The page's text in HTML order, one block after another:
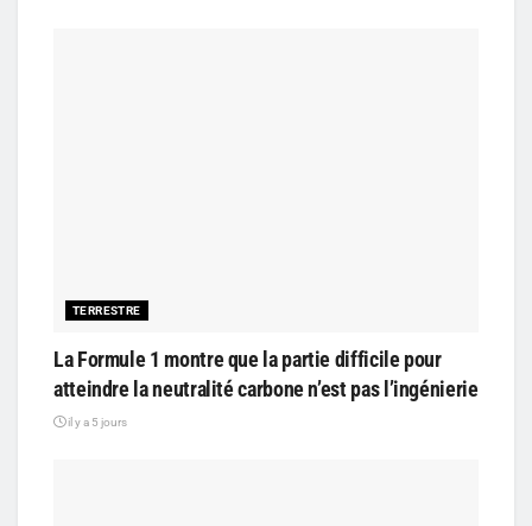
TERRESTRE
La Formule 1 montre que la partie difficile pour
atteindre la neutralité carbone n’est pas l’ingénierie
il y a 5 jours